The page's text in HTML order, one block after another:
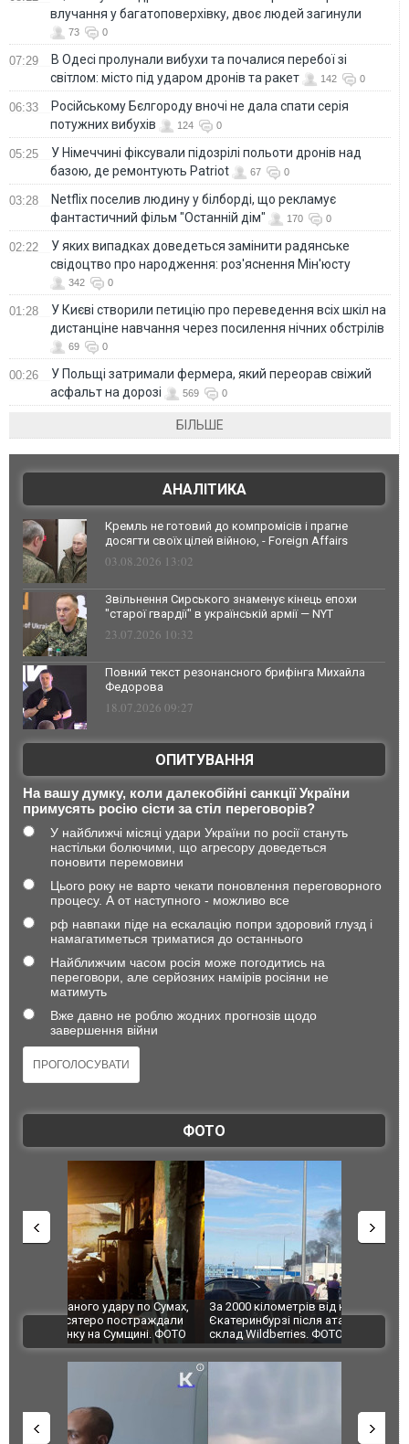
влучання у багатоповерхівку, двоє людей загинули
73 0
07:29
В Одесі пролунали вибухи та почалися перебої зі
світлом: місто під ударом дронів та ракет
142 0
06:33
Російському Бєлгороду вночі не дала спати серія
потужних вибухів
124 0
05:25
У Німеччині фіксували підозрілі польоти дронів над
базою, де ремонтують Patriot
67 0
03:28
Netflix поселив людину у білборді, що рекламує
фантастичний фільм "Останній дім"
170 0
02:22
У яких випадках доведеться замінити радянське
свідоцтво про народження: роз'яснення Мін'юсту
342 0
01:28
У Києві створили петицію про переведення всіх шкіл на
дистанціне навчання через посилення нічних обстрілів
69 0
00:26
У Польщі затримали фермера, який переорав свіжий
асфальт на дорозі
569 0
БІЛЬШЕ
АНАЛІТИКА
Кремль не готовий до компромісів і прагне
досягти своїх цілей війною, - Foreign Affairs
03.08.2026 13:02
Звільнення Сирського знаменує кінець епохи
"старої гвардії" в українській армії — NYT
23.07.2026 10:32
Повний текст резонансного брифінга Михайла
Федорова
18.07.2026 09:27
ОПИТУВАННЯ
На вашу думку, коли далекобійні санкції України
примусять росію сісти за стіл переговорів?
У найближчі місяці удари України по росії стануть
настільки болючими, що агресору доведеться
поновити перемовини
Цього року не варто чекати поновлення переговорного
процесу. А от наступного - можливо все
рф навпаки піде на ескалацію попри здоровий глузд і
намагатиметься триматися до останнього
Найближчим часом росія може погодитись на
переговори, але серйозних намірів росіяни не
матимуть
Вже давно не роблю жодних прогнозів щодо
завершення війни
ФОТО
За 2000 кілометрів від кордону з Україною: в
Єкатеринбурзі після атаки дронів загорівся
склад Wildberries. ФОТО. ВІДЕО
"Мої
ВІДЕО